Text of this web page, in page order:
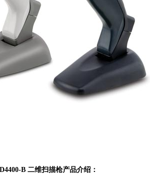
B 二维扫描枪产品介绍：